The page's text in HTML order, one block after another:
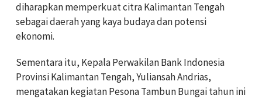
diharapkan memperkuat citra Kalimantan Tengah
sebagai daerah yang kaya budaya dan potensi
ekonomi.
Sementara itu, Kepala Perwakilan Bank Indonesia
Provinsi Kalimantan Tengah, Yuliansah Andrias,
mengatakan kegiatan Pesona Tambun Bungai tahun ini